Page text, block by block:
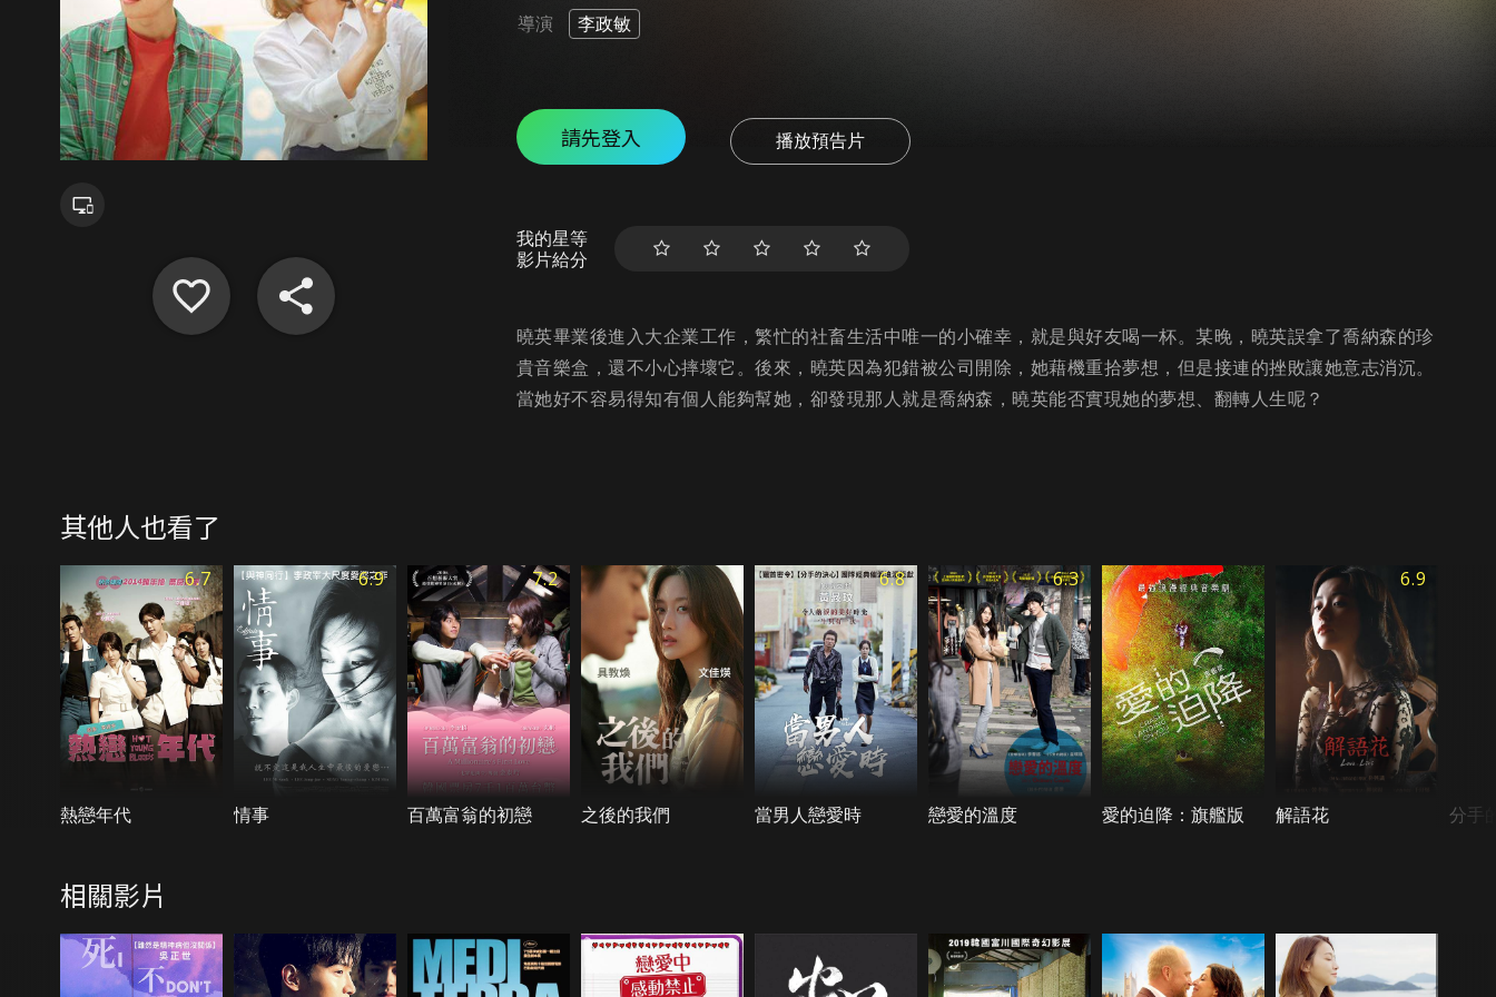
導演 李政敏
請先登入 播放預告片
我的星等
影片給分
曉英畢業後進入大企業工作，繁忙的社畜生活中唯一的小確幸，就是與好友喝一杯。某晚，曉英誤拿了喬納森的珍
貴音樂盒，還不小心摔壞它。後來，曉英因為犯錯被公司開除，她藉機重拾夢想，但是接連的挫敗讓她意志消沉。
當她好不容易得知有個人能夠幫她，卻發現那人就是喬納森，曉英能否實現她的夢想、翻轉人生呢？
其他人也看了
6.7
熱戀年代
6.9
情事
7.2
百萬富翁的初戀 之後的我們
6.8
當男人戀愛時
6.3
戀愛的溫度 愛的迫降：旗艦版
6.9
解語花 分手
相關影片